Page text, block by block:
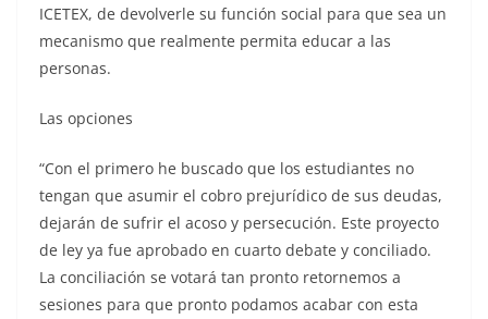
ICETEX, de devolverle su función social para que sea un
mecanismo que realmente permita educar a las
personas.
Las opciones
“Con el primero he buscado que los estudiantes no
tengan que asumir el cobro prejurídico de sus deudas,
dejarán de sufrir el acoso y persecución. Este proyecto
de ley ya fue aprobado en cuarto debate y conciliado.
La conciliación se votará tan pronto retornemos a
sesiones para que pronto podamos acabar con esta